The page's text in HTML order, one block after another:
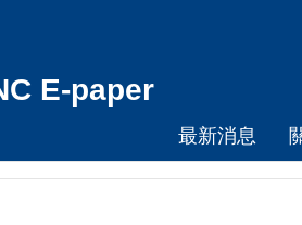
E-paper
最新消息